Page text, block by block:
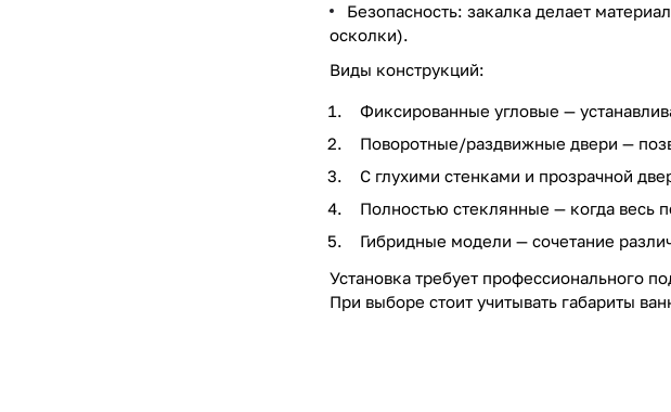
Безопасность: закалка делает
осколки).
Виды конструкций:
Фиксированные угловые —
Поворотные/раздвижные двери —
С глухими стенками и прозрачной
Полностью стеклянные — когда весь
Гибридные модели — сочетание
Установка требует профессионального
При выборе стоит учитывать габариты